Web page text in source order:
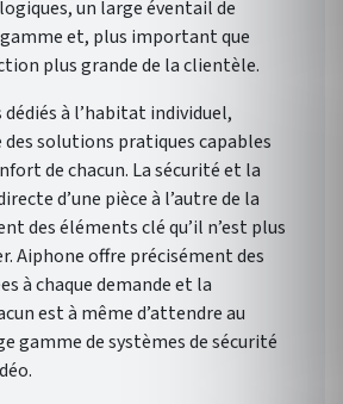
un large éventail de
et, plus important que
plus grande de la clientèle.
dédiés à l’habitat individuel,
solutions pratiques capables
de chacun. La sécurité et la
d’une pièce à l’autre de la
des éléments clé qu’il n’est plus
Aiphone offre précisément des
à chaque demande et la
est à même d’attendre au
gamme de systèmes de sécurité